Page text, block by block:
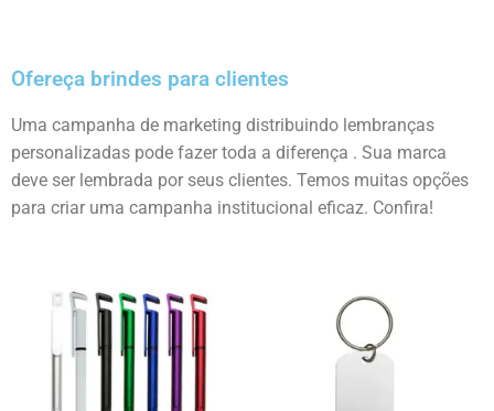
Ofereça brindes para clientes
Uma campanha de marketing distribuindo lembranças
personalizadas pode fazer toda a diferença . Sua marca
deve ser lembrada por seus clientes. Temos muitas opções
para criar uma campanha institucional eficaz. Confira!